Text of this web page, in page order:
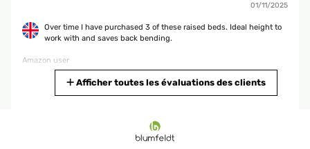
01/11/2025
Over time I have purchased 3 of these raised beds. Ideal height to
work with and saves back bending.
Amazon user
Afficher toutes les évaluations des clients